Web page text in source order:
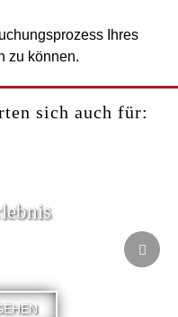
Ihres
zu können.
sich auch für: